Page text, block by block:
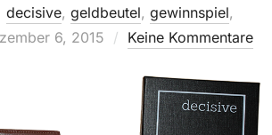
decisive, geldbeutel, gewinnspiel,
6, 2015 Keine Kommentare